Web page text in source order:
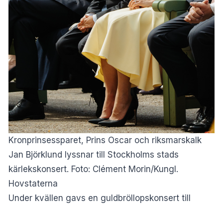
Kronprinsessparet, Prins Oscar och riksmarskalk
Jan Björklund lyssnar till Stockholms stads
kärlekskonsert. Foto: Clément Morin/Kungl.
Hovstaterna
Under kvällen gavs en guldbröllopskonsert till